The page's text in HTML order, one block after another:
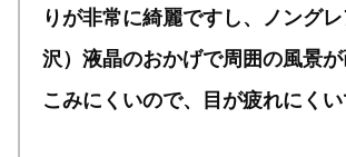
りが非常に綺麗ですし、ノング
沢）液晶のおかげで周囲の風景
こみにくいので、目が疲れにくい